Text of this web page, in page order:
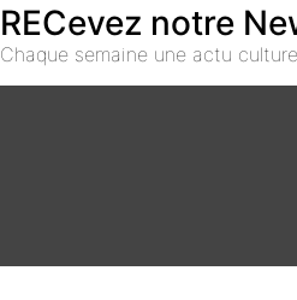
RECevez notre
Chaque semaine une actu